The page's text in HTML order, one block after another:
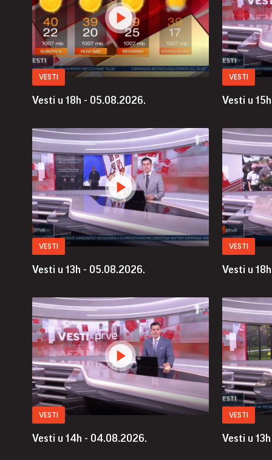
VESTI
Vesti u 18h - 05.08.2026.
VESTI
Vesti u
VESTI
Vesti u 13h - 05.08.2026.
VESTI
Vesti u
VESTI
Vesti u 14h - 04.08.2026.
VESTI
Vesti u